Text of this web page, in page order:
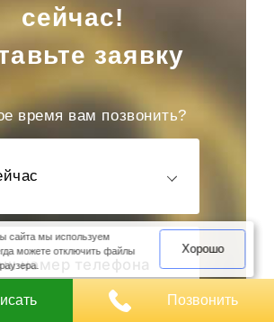
сейчас!
заявку
время вам позвонить?
сайта мы используем
можете отключить файлы
Хорошо
Позвонить